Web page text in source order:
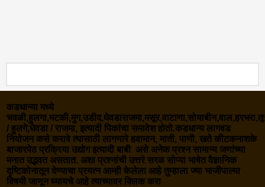
कडधान्या मध्ये
/ हुलगे,घेवडा / राजमा, इत्यादी पिकांचा समावेश होतो.कडधान्य लागवड
नियोजन कसे करावे त्यासाठी लागणारे हवामान, माती, पाणी, खते कीटकनाशके
बाजारपेठ प्रक्रिया उद्योग इत्यादी बाबी असे अनेक प्रश्‍न सामान्य जणांच्या
मनात उद्भवत असतात. अशा प्रश्‍नांची उत्तरे सरळ सोप्या भाषेत वैज्ञानिक
दृष्टिकोनातून देण्याचा प्रयत्न आम्ही केलेला आहे तुम्हाला ज्या भाजीपाल्या
विषयी जाणून घ्यायचे आहे त्याच्यावर क्लिक करा